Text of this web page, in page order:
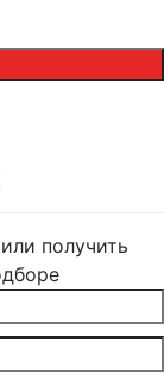
получить